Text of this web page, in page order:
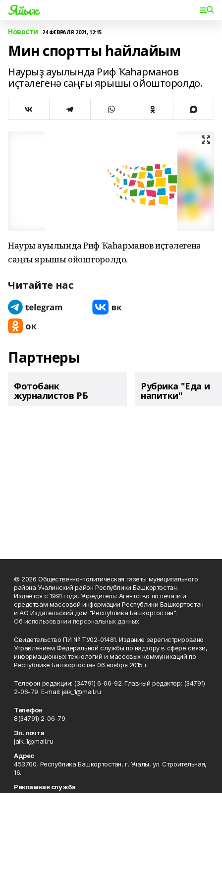
Яйыҡ
Новости 24 ФЕВРАЛЯ 2021, 12:15
Мин спортты һайлайым
Наурыҙ ауылында Риф Ҡаһарманов
иҫтәлегенә саңғы ярышы ойошторолдо.
Наурыҙ ауылында Риф Ҡаһарманов иҫтәлегенә
саңғы ярышы ойошторолдо.
Читайте нас
Партнеры
Фотобанк
журналистов РБ
Рубрика "Еда и
напитки"
© 2026 Общественно-политическая газеты муниципального
района Учалинский район Республики Башкортостан.
Издается с 1991 года. Учредитель: Агентство по печати и
средствам массовой информации Республики Башкортостан
и АО Издательский дом "Республика Башкортостан".
Об использовании персональных данных
Свидетельство ПИ № ТУ02-01481. Издание зарегистрировано
Управлением Федеральной службы по надзору в сфере связи,
информационных технологий и массовых коммуникаций по
Республике Башкортостан 06 ноября 2015 г.
Телефон редакции: (34791) 6-06-92. Главный редактор: (34791)
2-06-79. Е-mаil: jaik_1@mail.ru
Телефон
8(34791) 2-06-79
Эл. почта
jaik_1@mail.ru
Адрес
453700, Республика Башкортостан, г. Учалы, ул. Строительная,
16.
Рекламная служба
8(34791) 6-16-80, 6-06-92